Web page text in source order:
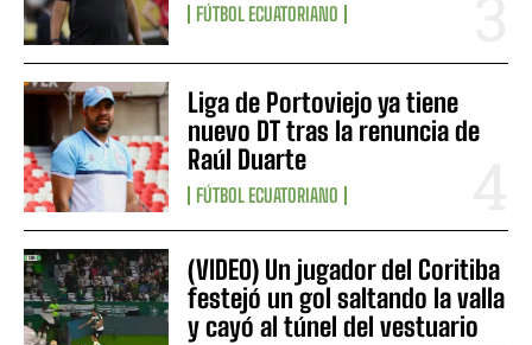
FÚTBOL ECUATORIANO
Liga de Portoviejo ya tiene
nuevo DT tras la renuncia de
Raúl Duarte
FÚTBOL ECUATORIANO
(VIDEO) Un jugador del Coritiba
festejó un gol saltando la valla
y cayó al túnel del vestuario